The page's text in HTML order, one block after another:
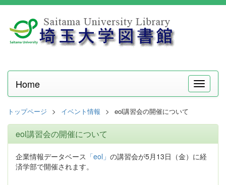
メ
ニ
Home
トップページ イベント情報 eol講習会の開催について
eol講習会の開催について
企業情報データベース 「eol」 の講習会が5月13日（金）に経
済学部で開催されます。